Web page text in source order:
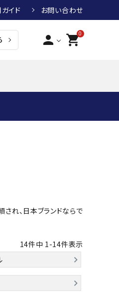
イド お問い合わせ
person 0
shopping_cart
ストリングス・ガット（テニス）
グリップテープ
エッジガード
テニスシューズ
ヨガマット
タオル
STAG
され、日本ブランドならで
14件中 1 -14件表示